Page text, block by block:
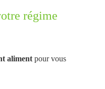
régime
aliment pour vous